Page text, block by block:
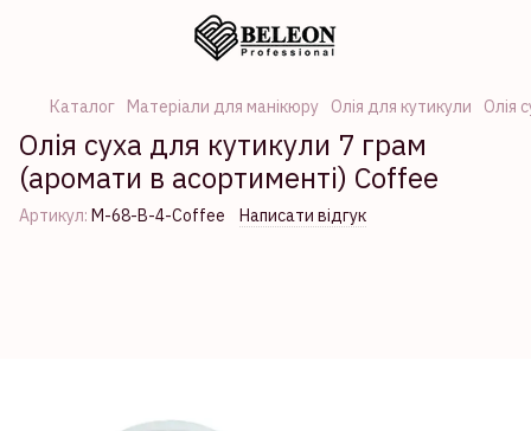
Каталог Матеріали для манікюру Олія для кутикули Олія
Олія суха для кутикули 7 грам
(аромати в асортименті) Coffee
Артикул: М-68-В-4-Coffee Написати відгук